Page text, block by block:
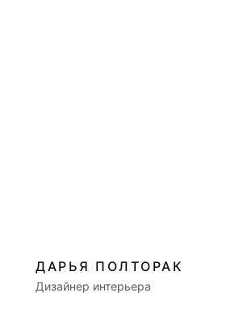
ДАРЬЯ ПОЛТОРАК
Дизайнер интерьера